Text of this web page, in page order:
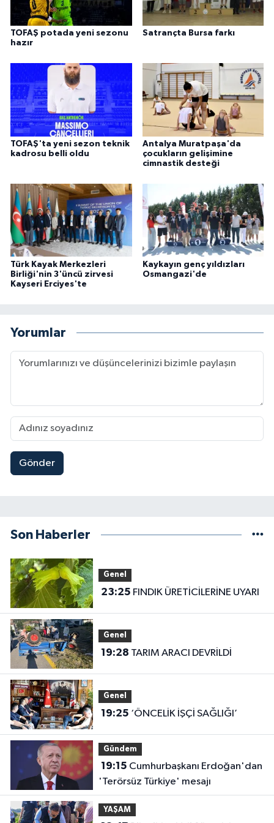
TOFAŞ potada yeni sezonu
hazır
Satrançta Bursa farkı
TOFAŞ'ta yeni sezon teknik
kadrosu belli oldu
Antalya Muratpaşa'da
çocukların gelişimine
cimnastik desteği
Türk Kayak Merkezleri
Birliği'nin 3'üncü zirvesi
Kayseri Erciyes'te
Kaykayın genç yıldızları
Osmangazi'de
Yorumlar
Gönder
Son Haberler
Genel
23:25 FINDIK ÜRETİCİLERİNE UYARI
Genel
19:28 TARIM ARACI DEVRİLDİ
Genel
19:25 ‘ÖNCELİK İŞÇİ SAĞLIĞI’
Gündem
19:15
'Terörsüz Türkiye' mesajı
YAŞAM